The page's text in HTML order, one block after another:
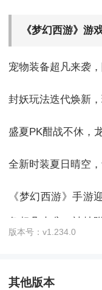
《梦幻西游》游
宠物装备超凡来袭
封妖玩法迭代焕新
盛夏PK酣战不休，
全新时装夏日晴空
《梦幻西游》手
备超凡来袭，神技
版本号：v1.234.0
其他版本